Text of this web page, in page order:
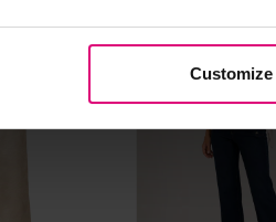
Customize